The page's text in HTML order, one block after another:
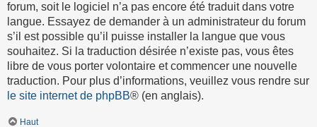
forum, soit le logiciel n’a pas encore été traduit dans votre
langue. Essayez de demander à un administrateur du forum
s’il est possible qu’il puisse installer la langue que vous
souhaitez. Si la traduction désirée n’existe pas, vous êtes
libre de vous porter volontaire et commencer une nouvelle
traduction. Pour plus d’informations, veuillez vous rendre sur
le site internet de phpBB® (en anglais).
Haut